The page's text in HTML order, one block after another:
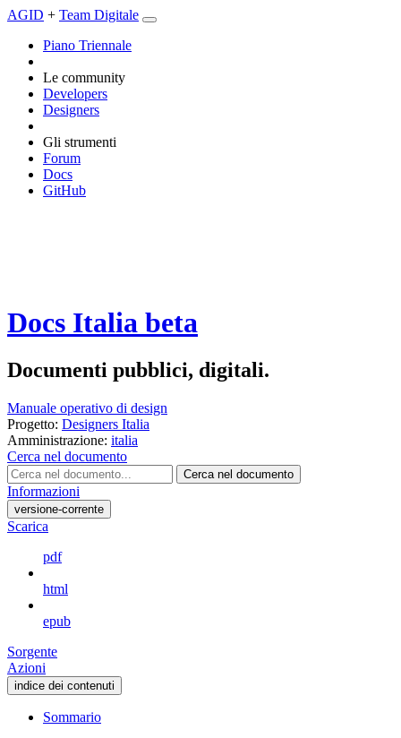
AGID + Team Digitale
Piano Triennale
Le community
Developers
Designers
Gli strumenti
Forum
Docs
GitHub
Docs Italia beta
Documenti pubblici, digitali.
Manuale operativo di design
Progetto: Designers Italia
Amministrazione: italia
Cerca nel documento
Cerca nel documento
Informazioni
versione-corrente
Scarica
pdf
html
epub
Sorgente
Azioni
indice dei contenuti
Sommario